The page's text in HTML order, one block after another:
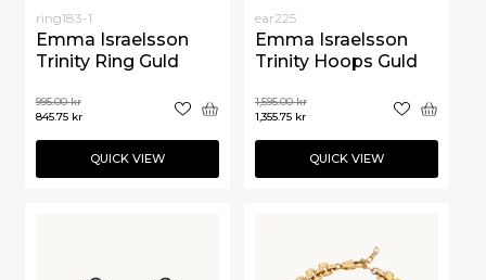
ring183-1
Emma Israelsson
Trinity Ring Guld
995.00kr
845.75 kr
QUICK VIEW
ear225
Emma Israelsson
Trinity Hoops Guld
1,595.00kr
1,355.75 kr
QUICK VIEW